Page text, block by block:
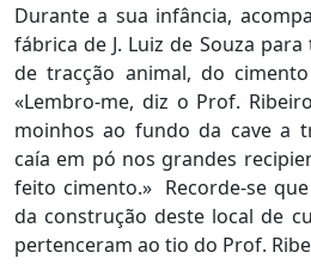
Durante a sua infância,
fábrica de J. Luiz de Souza
de tracção animal, do
«Lembro-me, diz o Prof.
moinhos ao fundo da cave a
caía em pó nos grandes
feito cimento.» Recorde-se
da construção deste local de
pertenceram ao tio do Prof.